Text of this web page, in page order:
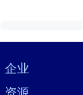
Visually
企业